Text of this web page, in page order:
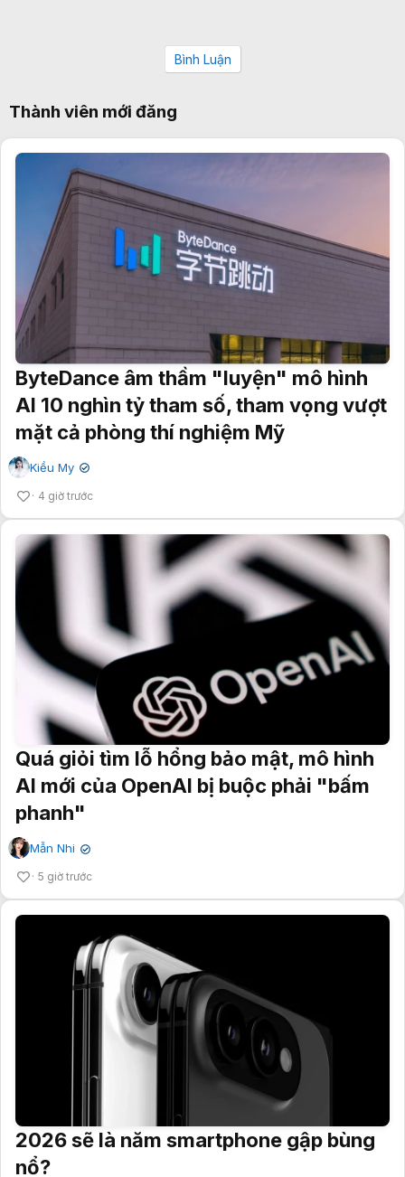
Bình Luận
Thành viên mới đăng
ByteDance âm thầm "luyện" mô hình
AI 10 nghìn tỷ tham số, tham vọng vượt
mặt cả phòng thí nghiệm Mỹ
Kiều My ✔
4 giờ trước
Quá giỏi tìm lỗ hổng bảo mật, mô hình
AI mới của OpenAI bị buộc phải "bấm
phanh"
Mẫn Nhi ✔
5 giờ trước
2026 sẽ là năm smartphone gập bùng
nổ?